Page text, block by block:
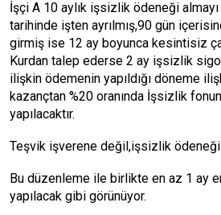
İşçi A 10 aylık işsizlik ödeneği
tarihinde işten ayrılmış,90 gün
girmiş ise 12 ay boyunca kesintisiz
Kurdan talep ederse 2 ay işsizlik
ilişkin ödemenin yapıldığı döneme
kazançtan %20 oranında İşsizlik
yapılacaktır.
Teşvik işverene değil,işsizlik ödeneği
Bu düzenleme ile birlikte en az 1 ay
yapılacak gibi görünüyor.